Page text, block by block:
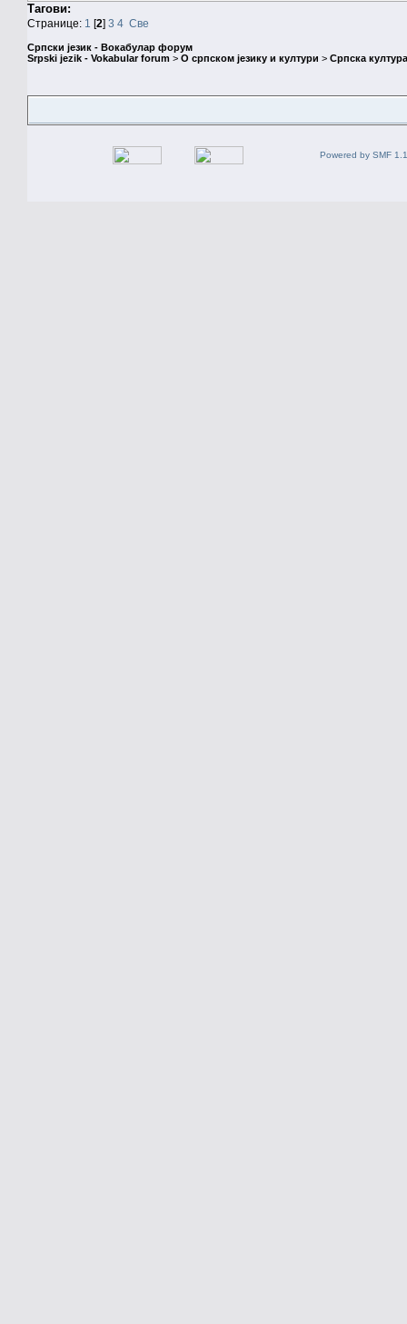
Тагови:
Странице: 1 [2] 3 4 Све
Српски језик - Вокабулар форум
Srpski jezik - Vokabular forum > О српском језику и култури > Српска
Powered by SMF